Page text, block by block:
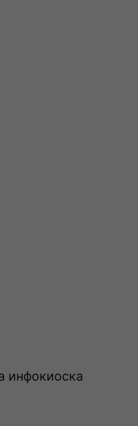
инфокиоска